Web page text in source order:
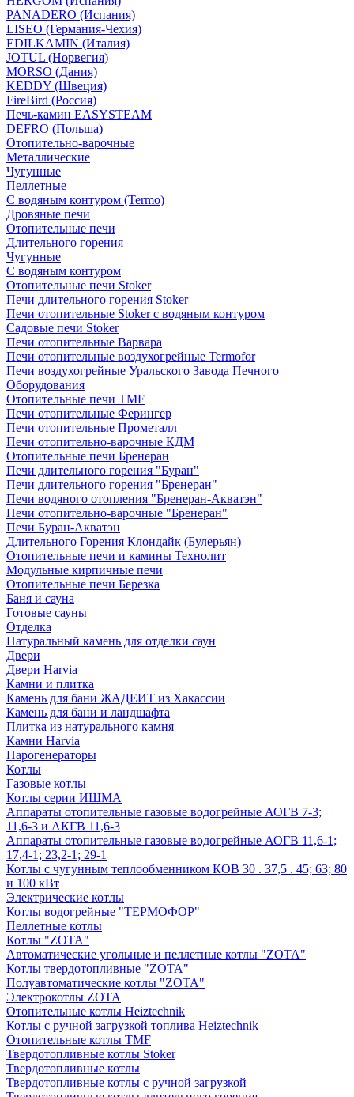
PANADERO (Испания)
LISEO (Германия-Чехия)
EDILKAMIN (Италия)
JOTUL (Норвегия)
MORSO (Дания)
KEDDY (Швеция)
FireBird (Россия)
Печь-камин EASYSTEAM
DEFRO (Польша)
Отопительно-варочные
Металлические
Чугунные
Пеллетные
С водяным контуром (Termo)
Дровяные печи
Отопительные печи
Длительного горения
Чугунные
C водяным контуром
Отопительные печи Stoker
Печи длительного горения Stoker
Печи отопительные Stoker с водяным контуром
Садовые печи Stoker
Печи отопительные Варвара
Печи отопительные воздухогрейные Termofor
Печи воздухогрейные Уральского Завода Печного
Оборудования
Отопительные печи TMF
Печи отопительные Ферингер
Печи отопительные Прометалл
Печи отопительно-варочные КДМ
Отопительные печи Бренеран
Печи длительного горения "Буран"
Печи длительного горения "Бренеран"
Печи водяного отопления "Бренеран-Акватэн"
Печи отопительно-варочные "Бренеран"
Печи Буран-Акватэн
Длительного Горения Клондайк (Булерьян)
Отопительные печи и камины Технолит
Модульные кирпичные печи
Отопительные печи Березка
Баня и сауна
Готовые сауны
Отделка
Натуральный камень для отделки саун
Двери
Двери Harvia
Камни и плитка
Камень для бани ЖАДЕИТ из Хакассии
Камень для бани и ландшафта
Плитка из натурального камня
Камни Harvia
Парогенераторы
Котлы
Газовые котлы
Котлы серии ИШМА
Аппараты отопительные газовые водогрейные АОГВ 7-3;
11,6-3 и АКГВ 11,6-3
Аппараты отопительные газовые водогрейные АОГВ 11,6-1;
17,4-1; 23,2-1; 29-1
Котлы с чугунным теплообменником КОВ 30 . 37,5 . 45; 63; 80
и 100 кВт
Электрические котлы
Котлы водогрейные "ТЕРМОФОР"
Пеллетные котлы
Котлы "ZOTA"
Автоматические угольные и пеллетные котлы "ZOTA"
Котлы твердотопливные "ZOTA"
Полуавтоматические котлы "ZOTA"
Электрокотлы ZOTA
Отопительные котлы Heiztechnik
Котлы с ручной загрузкой топлива Heiztechnik
Отопительные котлы TMF
Твердотопливные котлы Stoker
Твердотопливные котлы
Твердотопливные котлы с ручной загрузкой